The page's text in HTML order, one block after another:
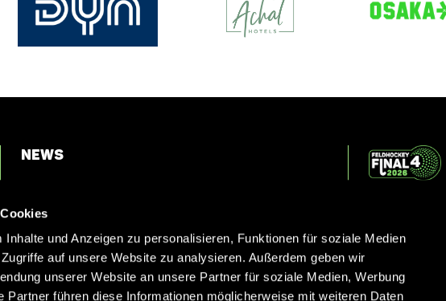
und Anzeigen zu personalisieren, Funktionen für soziale Medien
auf unsere Website zu analysieren. Außerdem geben wir
unserer Website an unsere Partner für soziale Medien, Werbung
Partner führen diese Informationen möglicherweise mit weiteren Daten
News
Kontakt